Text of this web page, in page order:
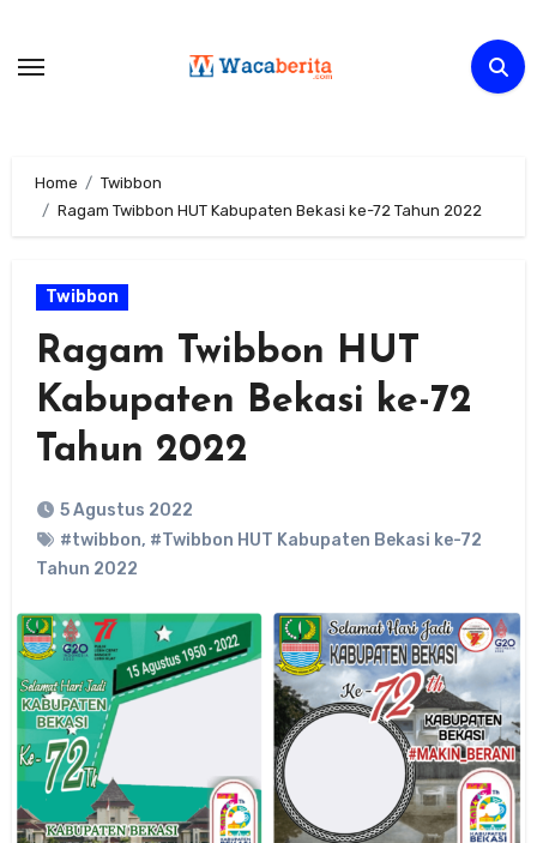
content
Home
Twibbon
Ragam Twibbon HUT Kabupaten Bekasi ke-72 Tahun 2022
Twibbon
Ragam Twibbon HUT
Kabupaten Bekasi ke-72
Tahun 2022
5 Agustus 2022
#twibbon, #Twibbon HUT Kabupaten Bekasi ke-72
Tahun 2022